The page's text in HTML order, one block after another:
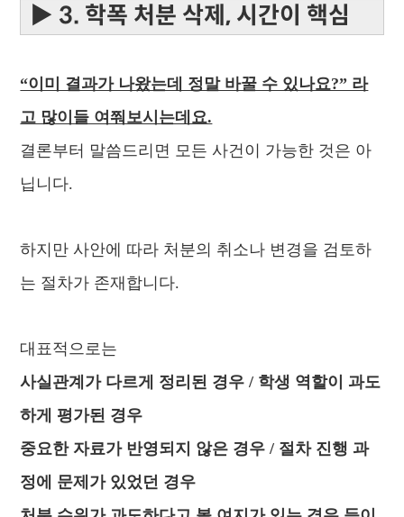
▶ 3. 학폭 처분 삭제, 시간이 핵심
“이미 결과가 나왔는데 정말 바꿀 수 있나요?” 라
고 많이들 여쭤보시는데요.
결론부터 말씀드리면 모든 사건이 가능한 것은 아
닙니다.
하지만 사안에 따라 처분의 취소나 변경을 검토하
는 절차가 존재합니다.
대표적으로는
사실관계가 다르게 정리된 경우 / 학생 역할이 과도
하게 평가된 경우
중요한 자료가 반영되지 않은 경우 / 절차 진행 과
정에 문제가 있었던 경우